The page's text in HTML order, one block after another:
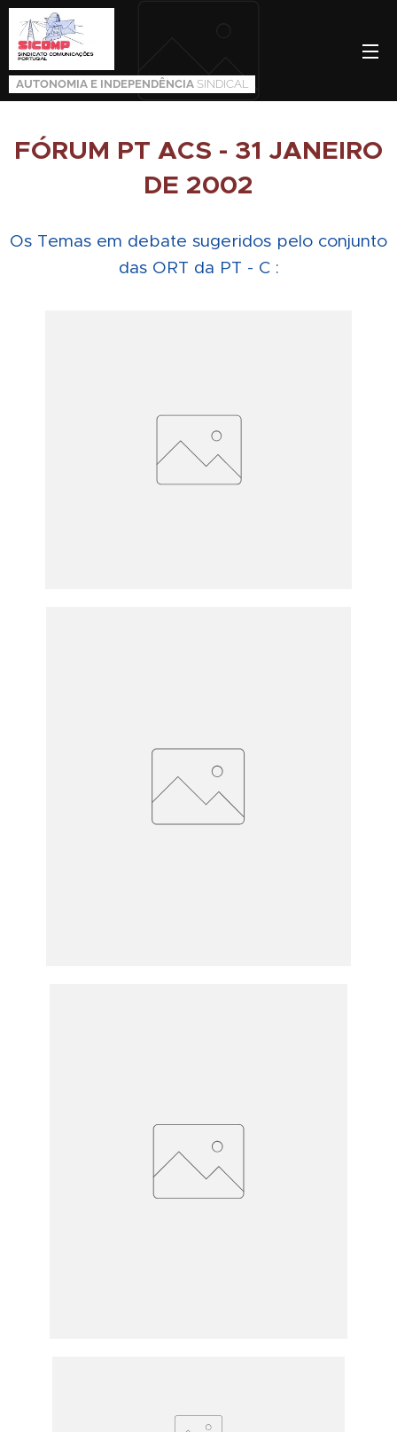
AUTONOMIA E INDEPENDÊNCIASINDICAL
FÓRUM PT ACS - 31 JANEIRO
DE 2002
Os Temas em debate sugeridos pelo conjunto
das ORT da PT - C :